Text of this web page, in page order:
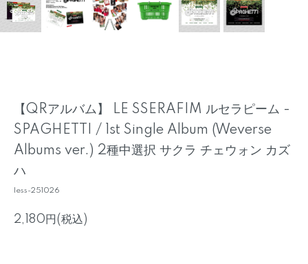
【QRアルバム】 LE SSERAFIM ルセラピーム -
SPAGHETTI / 1st Single Album (Weverse
Albums ver.) 2種中選択 サクラ チェウォン カズ
ハ
less-251026
2,180円(税込)